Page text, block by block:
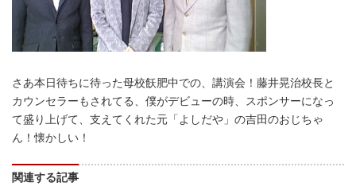
さあ本日待ちに待った母校飫肥中での、講演会！藤井晃治校長と
カウンセラーもされてる、僕がデビューの時、スポンサーになっ
て盛り上げて、支えてくれた元「よしだや」の吉田のおじちゃ
ん！懐かしい！
関連する記事